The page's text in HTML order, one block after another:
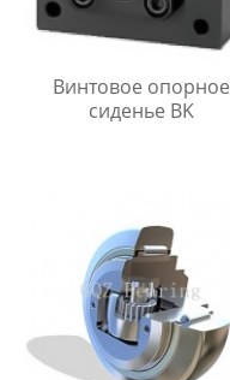
Винтовое опорное
сиденье BK